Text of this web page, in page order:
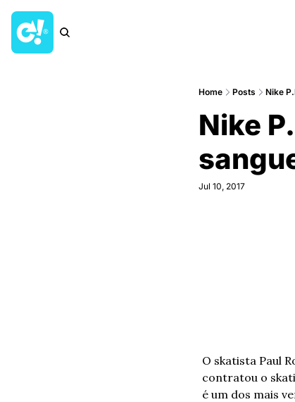
Home Posts Nike
Nike
Jul 10, 2017
O skatista Paul
contratou o
é um dos mais